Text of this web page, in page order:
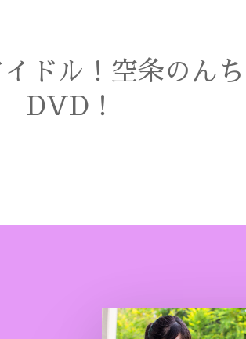
ドル！空条のん
DVD！